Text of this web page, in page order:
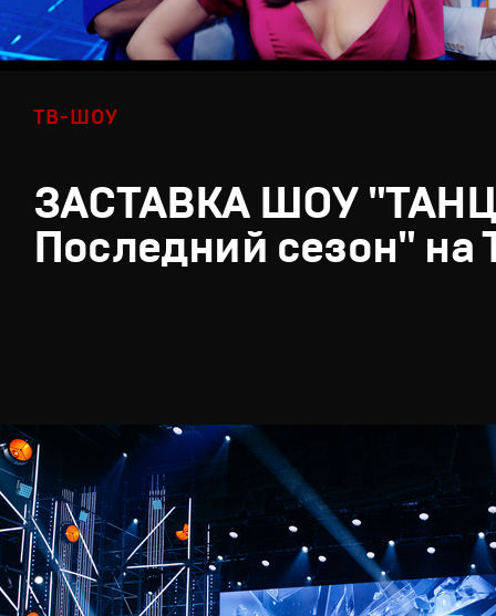
ТВ-ШОУ
ЗАСТАВКА ШОУ
Последний сезон" на